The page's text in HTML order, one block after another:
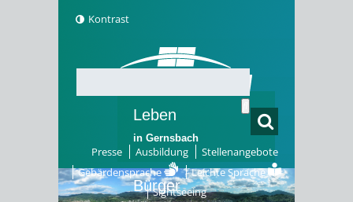
Kontrast
Presse Ausbildung
Stellenangebote
Gebärdensprache
Leichte Sprache
Sightseeing
Leben
in Gernsbach
Bürger